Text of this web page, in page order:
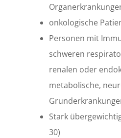
onkologische
Personen mit
schweren
renalen oder
metabolische,
Stark
30)